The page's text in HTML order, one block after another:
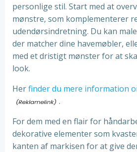
personlige stil. Start med at
mønstre, som komplementerer
udendørsindretning. Du kan
der matcher dine havemøbler,
med et dristigt mønster for at
look.
Herfinder du mere information
.
For dem med en flair for
dekorative elementer som
kanten af markisen for at give